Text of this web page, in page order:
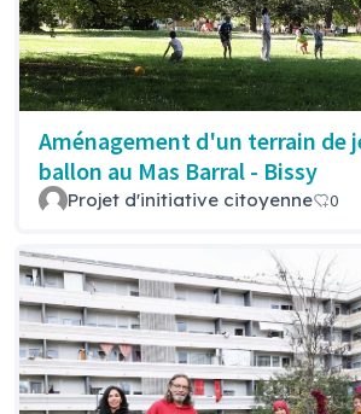
Aménagement d'un terrain de
ballon au Mas Barral - Bissy
Projet d'initiative citoyenne 0